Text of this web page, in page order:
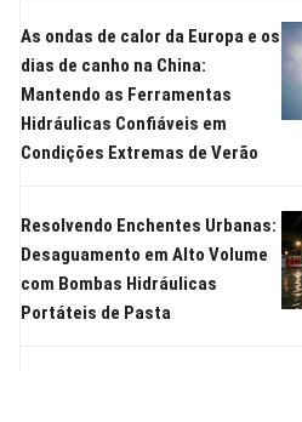
As ondas de calor da Europa e os
dias de canho na China:
Mantendo as Ferramentas
Hidráulicas Confiáveis em
Condições Extremas de Verão
Resolvendo Enchentes Urbanas:
Desaguamento em Alto Volume
com Bombas Hidráulicas
Portáteis de Pasta